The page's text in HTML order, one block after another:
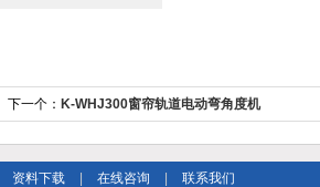
下一个： K-WHJ300窗帘轨道电动弯角度机
资料下载 在线咨询 联系我们